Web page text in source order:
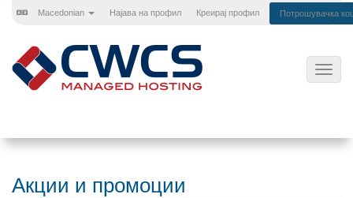
Macedonian Најава на профил Креирај профил Потрошувачка
ја
Акции и промоции